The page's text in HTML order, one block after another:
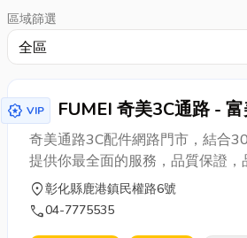
區域篩選
award_star VIP
FUMEI 奇美3C通路 -
木天蓼 狼尾草 生產 批
奇美通路3C配件網路門市，結合
提供你最全面的服務，品質保證，
式多樣，全館商品保固1年。 讓你
享有最全面的服務
location_on彰化縣鹿港鎮民權路6號
call04-7775535